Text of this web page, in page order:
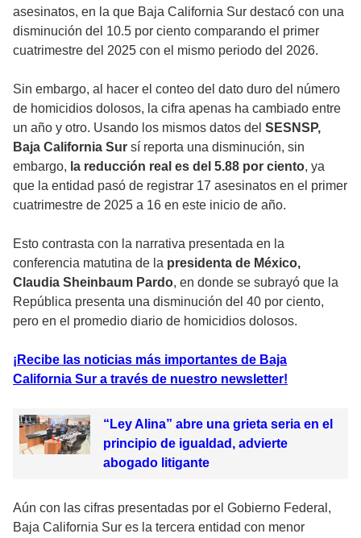
asesinatos, en la que Baja California Sur destacó con una
disminución del 10.5 por ciento comparando el primer
cuatrimestre del 2025 con el mismo periodo del 2026.
Sin embargo, al hacer el conteo del dato duro del número
de homicidios dolosos, la cifra apenas ha cambiado entre
un año y otro. Usando los mismos datos del SESNSP,
Baja California Sur sí reporta una disminución, sin
embargo, la reducción real es del 5.88 por ciento, ya
que la entidad pasó de registrar 17 asesinatos en el primer
cuatrimestre de 2025 a 16 en este inicio de año.
Esto contrasta con la narrativa presentada en la
conferencia matutina de la presidenta de México,
Claudia Sheinbaum Pardo, en donde se subrayó que la
República presenta una disminución del 40 por ciento,
pero en el promedio diario de homicidios dolosos.
¡Recibe las noticias más importantes de Baja
California Sur a través de nuestro newsletter!
“Ley Alina” abre una grieta seria en el
principio de igualdad, advierte
abogado litigante
Aún con las cifras presentadas por el Gobierno Federal,
Baja California Sur es la tercera entidad con menor